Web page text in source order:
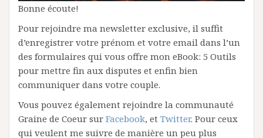
Bonne écoute!
Pour rejoindre ma newsletter exclusive, il suffit
d’enregistrer votre prénom et votre email dans l’un
des formulaires qui vous offre mon eBook: 5 Outils
pour mettre fin aux disputes et enfin bien
communiquer dans votre couple.
Vous pouvez également rejoindre la communauté
Graine de Coeur sur Facebook, et Twitter. Pour ceux
qui veulent me suivre de manière un peu plus